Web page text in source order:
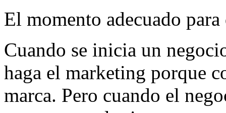
El momento adecuado
Cuando se inicia un
haga el marketing porque
marca. Pero cuando el